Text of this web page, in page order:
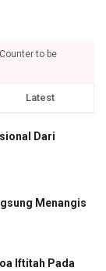
to be
Latest
Dari
Menangis
Iftitah Pada